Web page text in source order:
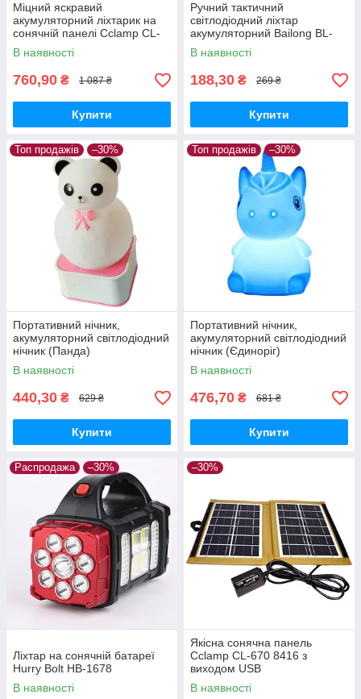
Міцний яскравий
акумуляторний ліхтарик на
сонячній панелі Cclamp CL-
12 Power bank 2 лампочки з
повербанком
В наявності
760,90 ₴ 1 087 ₴
Купити
Ручний тактичний
світлодіодний ліхтар
акумуляторний Bailong BL-
K31 USB CHARGE+ ZOOM
В наявності
188,30 ₴ 269 ₴
Купити
Топ продажів –30%
Портативний нічник,
акумуляторний світлодіодний
нічник (Панда)
В наявності
440,30 ₴ 629 ₴
Купити
Топ продажів –30%
Портативний нічник,
акумуляторний світлодіодний
нічник (Єдиноріг)
В наявності
476,70 ₴ 681 ₴
Купити
Распродажа –30%
Ліхтар на сонячній батареї
Hurry Bolt HB-1678
В наявності
–30%
Якісна сонячна панель
Cclamp CL-670 8416 з
виходом USB
В наявності